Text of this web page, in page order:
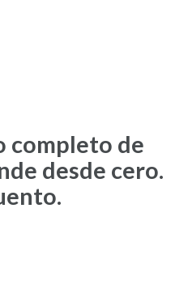
completo de
desde cero.